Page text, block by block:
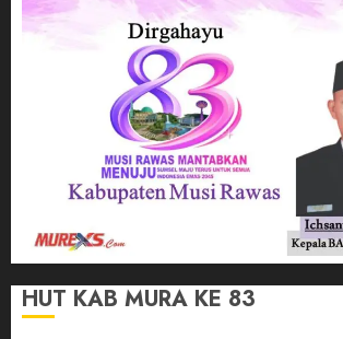
HUT KAB MURA KE 83